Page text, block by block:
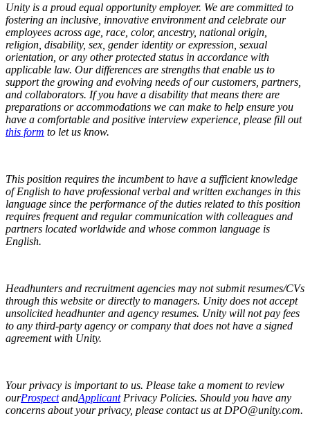
Unity is a proud equal opportunity employer. We are committed to
fostering an inclusive, innovative environment and celebrate our
employees across age, race, color, ancestry, national origin,
religion, disability, sex, gender identity or expression, sexual
orientation, or any other protected status in accordance with
applicable law. Our differences are strengths that enable us to
support the growing and evolving needs of our customers, partners,
and collaborators. If you have a disability that means there are
preparations or accommodations we can make to help ensure you
have a comfortable and positive interview experience, please fill out
this form to let us know.
This position requires the incumbent to have a sufficient knowledge
of English to have professional verbal and written exchanges in this
language since the performance of the duties related to this position
requires frequent and regular communication with colleagues and
partners located worldwide and whose common language is
English.
Headhunters and recruitment agencies may not submit resumes/CVs
through this website or directly to managers. Unity does not accept
unsolicited headhunter and agency resumes. Unity will not pay fees
to any third-party agency or company that does not have a signed
agreement with Unity.
Your privacy is important to us. Please take a moment to review
ourProspectandApplicantPrivacy Policies. Should you have any
concerns about your privacy, please contact us at DPO@unity.com.